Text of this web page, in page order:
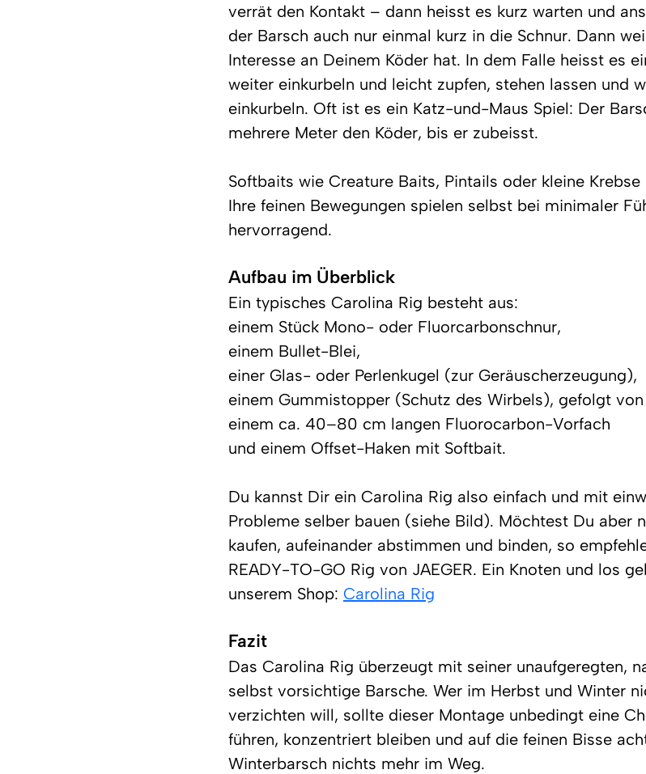
verrät den Kontakt – dann heisst es kurz warten und
der Barsch auch nur einmal kurz in die Schnur. Dann
Interesse an Deinem Köder hat. In dem Falle heisst es
weiter einkurbeln und leicht zupfen, stehen lassen und
einkurbeln. Oft ist es ein Katz-und-Maus Spiel: Der
mehrere Meter den Köder, bis er zubeisst.
Softbaits wie Creature Baits, Pintails oder kleine
Ihre feinen Bewegungen spielen selbst bei minimaler
hervorragend.
Aufbau im Überblick
Ein typisches Carolina Rig besteht aus:
einem Stück Mono- oder Fluorcarbonschnur,
einem Bullet-Blei,
einer Glas- oder Perlenkugel (zur Geräuscherzeugung),
einem Gummistopper (Schutz des Wirbels), gefolgt
einem ca. 40–80 cm langen Fluorocarbon-Vorfach
und einem Offset-Haken mit Softbait.
Du kannst Dir ein Carolina Rig also einfach und mit
Probleme selber bauen (siehe Bild). Möchtest Du aber
kaufen, aufeinander abstimmen und binden, so
READY-TO-GO Rig von JAEGER. Ein Knoten und los
unserem Shop: Carolina Rig
Fazit
Das Carolina Rig überzeugt mit seiner unaufgeregten,
selbst vorsichtige Barsche. Wer im Herbst und Winter
verzichten will, sollte dieser Montage unbedingt eine
führen, konzentriert bleiben und auf die feinen Bisse
Winterbarsch nichts mehr im Weg.